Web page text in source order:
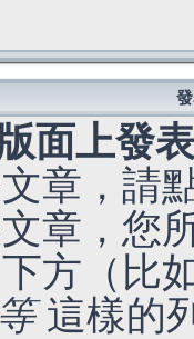
面上發
章，請
章，您
方（比
這樣的